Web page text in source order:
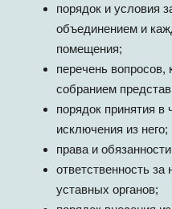
порядок и условия
объединением и
помещения;
перечень вопросов,
собранием
порядок принятия
исключения из него;
права и
ответственность
уставных органов;